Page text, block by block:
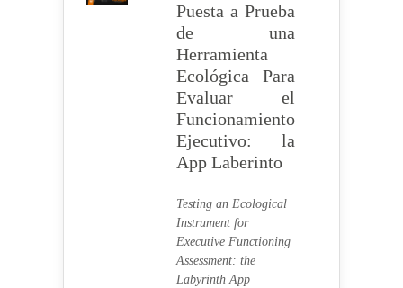
Puesta a Prueba
de una
Herramienta
Ecológica Para
Evaluar el
Funcionamiento
Ejecutivo: la
App Laberinto
Testing an Ecological
Instrument for
Executive Functioning
Assessment: the
Labyrinth App